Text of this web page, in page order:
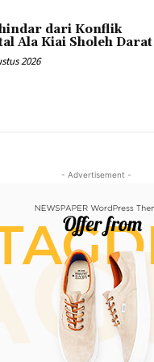
dari Konflik
Ala Kiai Sholeh Darat
2026
- Advertisement -